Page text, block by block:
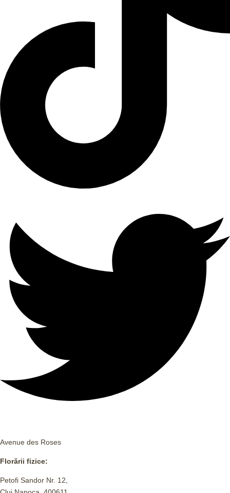
Avenue des Roses
Florării fizice:
Petofi Sandor Nr. 12,